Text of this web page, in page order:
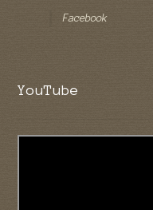
Facebook
YouTube